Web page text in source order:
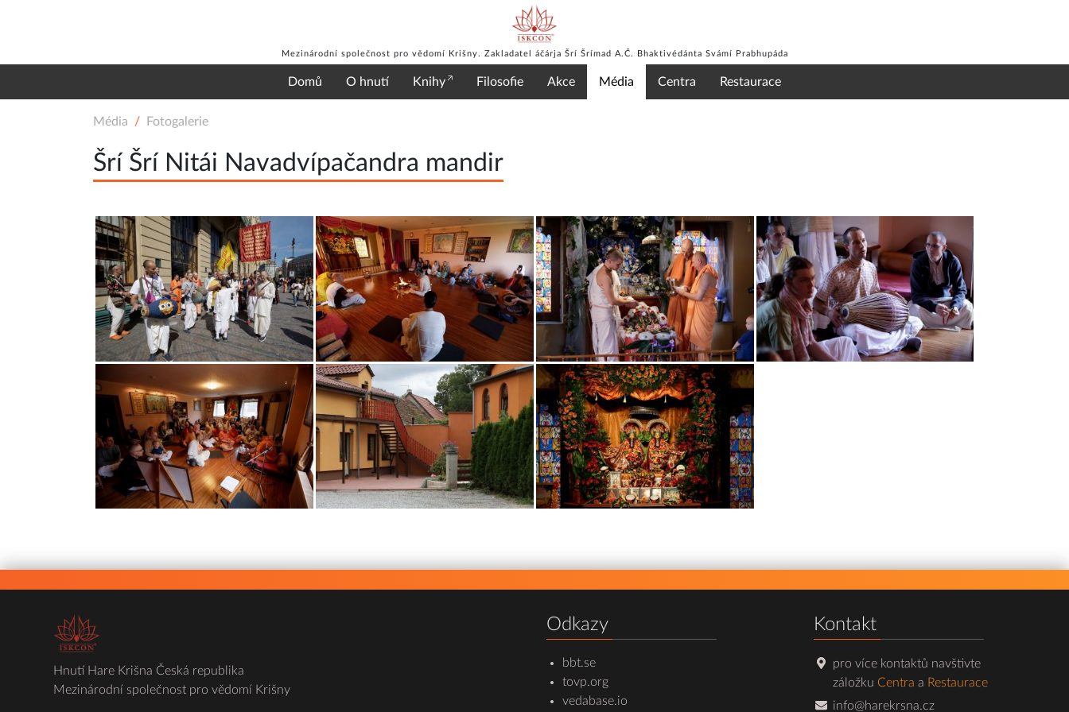
Mezinárodní společnost pro vědomí Krišny. Zakladatel áčárja Šrí Šrímad A.Č. Bhaktivédánta Svámí Prabhupáda
Domů O hnutí Knihy Filosofie Akce Média Centra Restaurace
Média Fotogalerie
Šrí Šrí Nitái Navadvípačandra mandir
Hnutí Hare Krišna Česká republika
Mezinárodní společnost pro vědomí Krišny
Odkazy
bbt.se
tovp.org
vedabase.io
Kontakt
pro více kontaktů navštivte
záložku Centra a Restaurace
info@harekrsna.cz